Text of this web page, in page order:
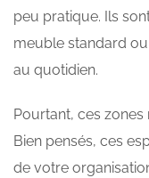
peu pratique. Ils
meuble standard
au quotidien.
Pourtant, ces
Bien pensés, ces
de votre